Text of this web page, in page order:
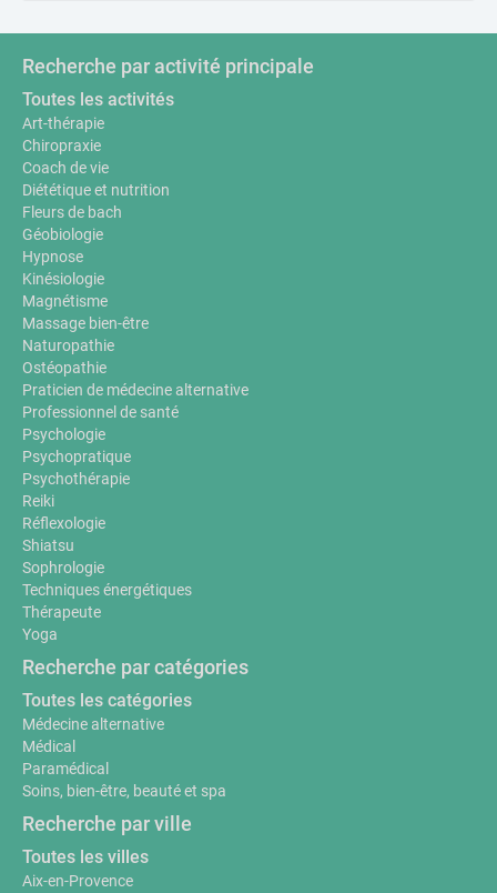
Recherche par activité principale
Toutes les activités
Art-thérapie
Chiropraxie
Coach de vie
Diététique et nutrition
Fleurs de bach
Géobiologie
Hypnose
Kinésiologie
Magnétisme
Massage bien-être
Naturopathie
Ostéopathie
Praticien de médecine alternative
Professionnel de santé
Psychologie
Psychopratique
Psychothérapie
Reiki
Réflexologie
Shiatsu
Sophrologie
Techniques énergétiques
Thérapeute
Yoga
Recherche par catégories
Toutes les catégories
Médecine alternative
Médical
Paramédical
Soins, bien-être, beauté et spa
Recherche par ville
Toutes les villes
Aix-en-Provence